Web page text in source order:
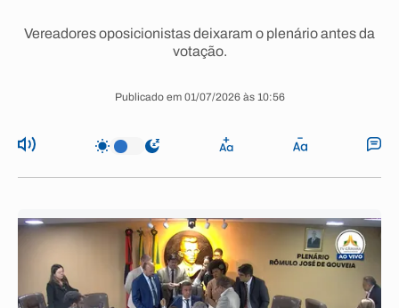
Vereadores oposicionistas deixaram o plenário antes da
votação.
Publicado em 01/07/2026 às 10:56